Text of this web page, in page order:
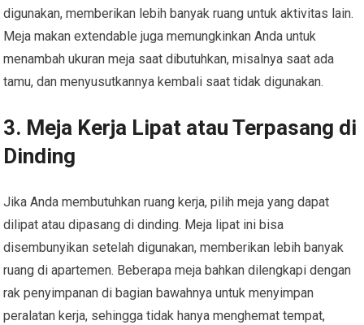
digunakan, memberikan lebih banyak ruang untuk aktivitas lain.
Meja makan extendable juga memungkinkan Anda untuk
menambah ukuran meja saat dibutuhkan, misalnya saat ada
tamu, dan menyusutkannya kembali saat tidak digunakan.
3. Meja Kerja Lipat atau Terpasang di
Dinding
Jika Anda membutuhkan ruang kerja, pilih meja yang dapat
dilipat atau dipasang di dinding. Meja lipat ini bisa
disembunyikan setelah digunakan, memberikan lebih banyak
ruang di apartemen. Beberapa meja bahkan dilengkapi dengan
rak penyimpanan di bagian bawahnya untuk menyimpan
peralatan kerja, sehingga tidak hanya menghemat tempat,